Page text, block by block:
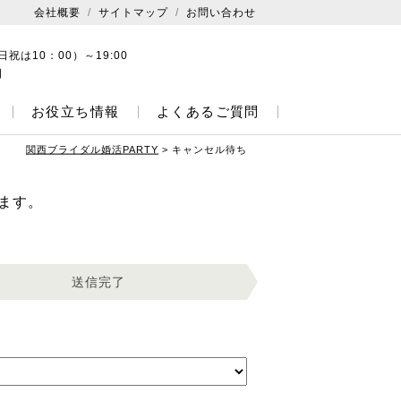
会社概要 サイトマップ お問い合わせ
祝は10：00）～19:00
お役立ち情報 よくあるご質問
関西ブライダル婚活PARTY > キャンセル待ち
す。
送信完了